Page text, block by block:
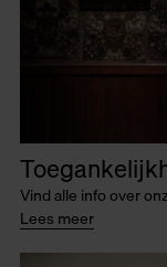
Vind alle info over
Lees meer